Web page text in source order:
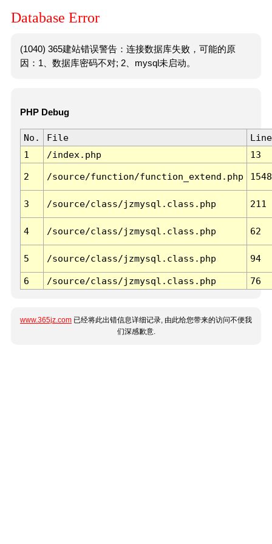
Database Error
(1040) 365建站错误警告：连接数据库失败，可能的原
因：1、数据库密码不对; 2、mysql未启动。
PHP Debug
No. File
Line
1
/index.php 13
2 /source/function/function_extend.php 1548
3 /source/class/jzmysql.class.php 211
4 /source/class/jzmysql.class.php 62
5 /source/class/jzmysql.class.php 94
6 /source/class/jzmysql.class.php 76
www.365jz.com 已经将此出错信息详细记录, 由此给您带来的访问不便我
们深感歉意.